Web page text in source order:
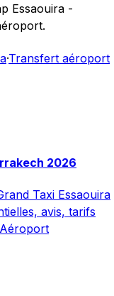
Essaouira -
·Transfert aéroport
2026
Taxi Essaouira
avis, tarifs